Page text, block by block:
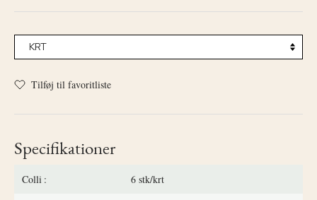
Tilføj til favoritliste
Specifikationer
Colli 6 stk/krt